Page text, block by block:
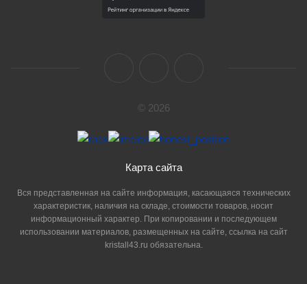
© 2026
Карта сайта
Вся представленная на сайте информация, касающаяся технических
характеристик, наличия на складе, стоимости товаров, носит
информационный характер. При копировании и последующем
использовании материалов, размещенных на сайте, ссылка на сайт
kristall43.ru обязательна.